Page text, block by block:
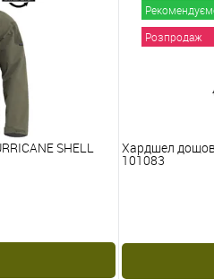
SHELL
Розпродаж
Хардшел
101083